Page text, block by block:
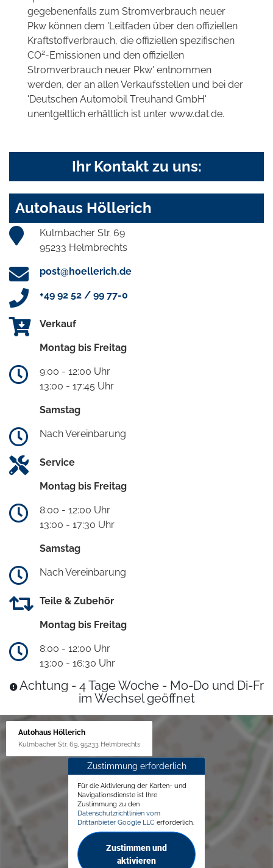
gegebenenfalls zum Stromverbrauch neuer
Pkw können dem 'Leitfaden über den offiziellen
Kraftstoffverbrauch, die offiziellen spezifischen
CO2-Emissionen und den offiziellen
Stromverbrauch neuer Pkw' entnommen
werden, der an allen Verkaufsstellen und bei der
'Deutschen Automobil Treuhand GmbH'
unentgeltlich erhältlich ist unter www.dat.de.
Ihr Kontakt zu uns:
Autohaus Höllerich
Kulmbacher Str. 69
95233 Helmbrechts
post@hoellerich.de
+49 92 52 / 99 77-0
Verkauf
Montag bis Freitag
9:00 - 12:00 Uhr
13:00 - 17:45 Uhr
Samstag
Nach Vereinbarung
Service
Montag bis Freitag
8:00 - 12:00 Uhr
13:00 - 17:30 Uhr
Samstag
Nach Vereinbarung
Teile & Zubehör
Montag bis Freitag
8:00 - 12:00 Uhr
13:00 - 16:30 Uhr
Achtung - 4 Tage Woche - Mo-Do und Di-Fr
im Wechsel geöffnet
Autohaus Höllerich
Kulmbacher Str. 69, 95233 Helmbrechts
Zustimmung erforderlich
Für die Aktivierung der Karten- und
Navigationsdienste ist Ihre
Zustimmung zu den
Datenschutzrichtlinien vom
Drittanbieter Google LLC erforderlich.
Zustimmen und
aktivieren